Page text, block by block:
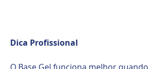
Dica Profissional
O Base Gel funciona melhor quando